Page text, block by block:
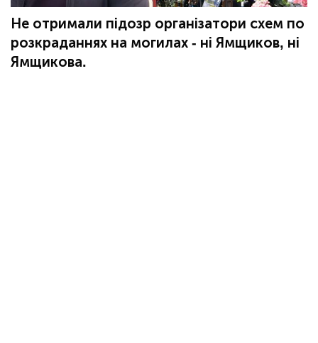
Не отримали підозр організатори схем по
розкраданнях на могилах - ні Ямщиков, ні
Ямщикова.